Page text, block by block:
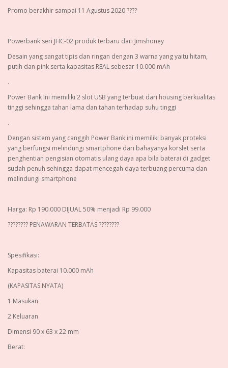
Promo berakhir sampai 11 Agustus 2020 ????
Powerbank seri JHC-02 produk terbaru dari Jimshoney
Desain yang sangat tipis dan ringan dengan 3 warna yang yaitu hitam,
putih dan pink serta kapasitas REAL sebesar 10.000 mAh
.
Power Bank Ini memiliki 2 slot USB yang terbuat dari housing berkualitas
tinggi sehingga tahan lama dan tahan terhadap suhu tinggi
.
Dengan sistem yang canggih Power Bank ini memiliki banyak proteksi
yang berfungsi melindungi smartphone dari bahayanya korslet serta
penghentian pengisian otomatis ulang daya apa bila baterai di gadget
sudah penuh sehingga dapat mencegah daya terbuang percuma dan
melindungi smartphone
Harga: Rp 190.000 DIJUAL 50% menjadi Rp 99.000
???????? PENAWARAN TERBATAS ????????
Spesifikasi:
Kapasitas baterai 10.000 mAh
(KAPASITAS NYATA)
1 Masukan
2 Keluaran
Dimensi 90 x 63 x 22 mm
Berat: